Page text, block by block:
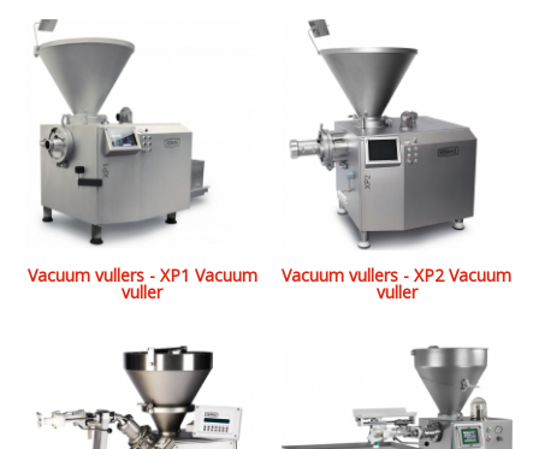
Vacuum vullers - XP1 Vacuum
vuller
Vacuum vullers - XP2 Vacuum
vuller